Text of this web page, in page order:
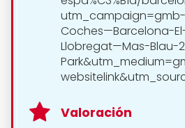
Coches—Barcelona-
Llobregat—Mas-Blau-
Valoración